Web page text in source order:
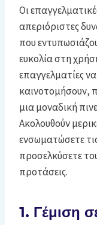
Οι
απεριόριστες
που
ευκολία στη
επαγγελματίες
καινοτομήσουν,
μια μοναδική
Ακολουθούν
ενσωματώσετε
προσελκύσετε
προτάσεις.
1. Γέμιση